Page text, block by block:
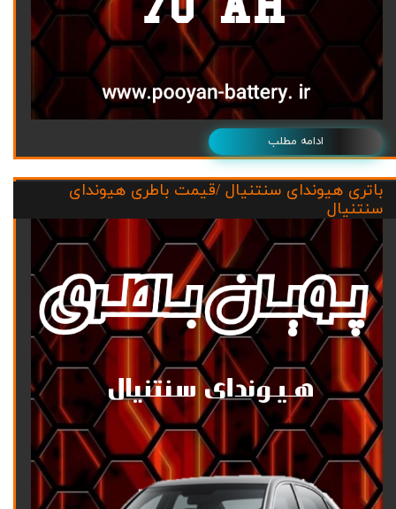
ادامه مطلب
باتری هیوندای سنتنیال /قیمت باطری هیوندای
سنتنیال